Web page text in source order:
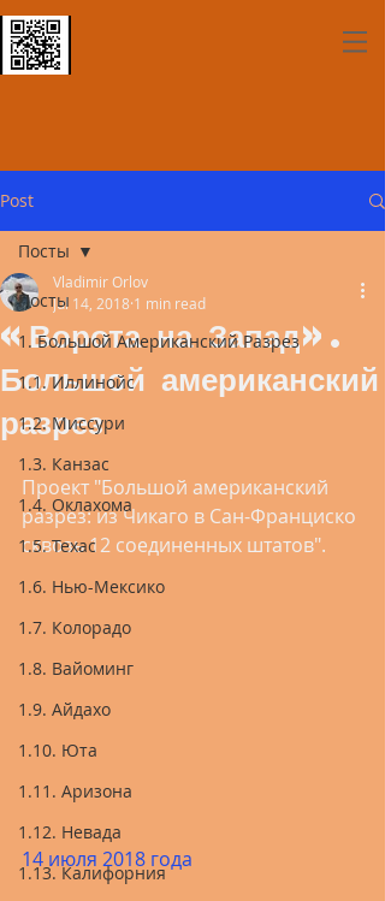
Post
Посты
1. Большой Американский Разрез
1.1. Иллинойс
1.2. Миссури
1.3. Канзас
1.4. Оклахома
1.5. Техас
1.6. Нью-Мексико
1.7. Колорадо
1.8. Вайоминг
1.9. Айдахо
1.10. Юта
1.11. Аризона
1.12. Невада
1.13. Калифорния
Посты
«Ворота на Запад».
Большой американский
разрез
Vladimir Orlov
Jul 14, 2018 1 min read
Проект "Большой американский
разрез: из Чикаго в Сан-Франциско
сквозь 12 соединенных штатов".
14 июля 2018 года